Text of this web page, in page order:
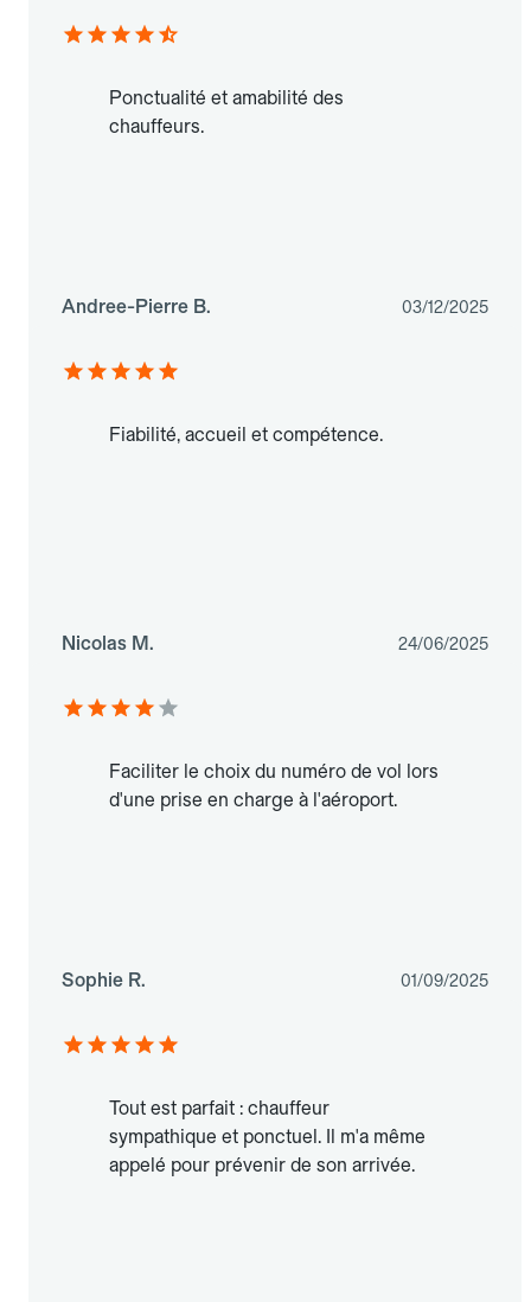
Ponctualité et amabilité des
chauffeurs.
Andree-Pierre B. 03/12/2025
Fiabilité, accueil et compétence.
Nicolas M. 24/06/2025
Faciliter le choix du numéro de vol lors
d'une prise en charge à l'aéroport.
Sophie R. 01/09/2025
Tout est parfait : chauffeur
sympathique et ponctuel. Il m'a même
appelé pour prévenir de son arrivée.